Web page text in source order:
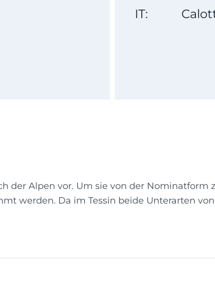
IT:
der Alpen vor. Um sie von der Nominatform
werden. Da im Tessin beide Unterarten von